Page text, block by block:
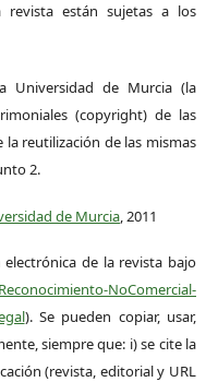
están sujetas a los
Universidad de Murcia (la
(copyright) de las
reutilización de las mismas
2.
de Murcia, 2011
de la revista bajo
NoComercial-
). Se pueden copiar, usar,
siempre que: i) se cite la
(revista, editorial y URL